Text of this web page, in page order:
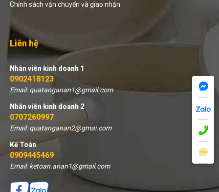
Chính sách vận chuyển và giao nhận
Liên hệ
Nhân viên kinh doanh 1
0902418123
Email: quatanganan1@gmail.com
Nhân viên kinh doanh 2
0707260997
Email: quatanganan2@gmai.com
Kế Toán
0909445469
Email: ketoan.anan1@gmail.com